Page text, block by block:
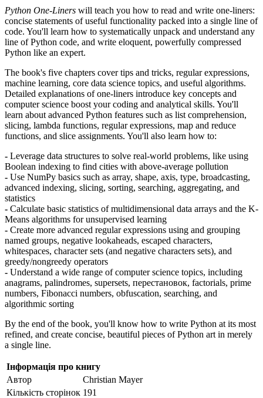
Python One-Liners will teach you how to read and write one-liners:
concise statements of useful functionality packed into a single line of
code. You'll learn how to systematically unpack and understand any
line of Python code, and write eloquent, powerfully compressed
Python like an expert.
The book's five chapters cover tips and tricks, regular expressions,
machine learning, core data science topics, and useful algorithms.
Detailed explanations of one-liners introduce key concepts and
computer science boost your coding and analytical skills. You'll
learn about advanced Python features such as list comprehension,
slicing, lambda functions, regular expressions, map and reduce
functions, and slice assignments. You'll also learn how to:
- Leverage data structures to solve real-world problems, like using
Boolean indexing to find cities with above-average pollution
- Use NumPy basics such as array, shape, axis, type, broadcasting,
advanced indexing, slicing, sorting, searching, aggregating, and
statistics
- Calculate basic statistics of multidimensional data arrays and the K-
Means algorithms for unsupervised learning
- Create more advanced regular expressions using and grouping
named groups, negative lookaheads, escaped characters,
whitespaces, character sets (and negative characters sets), and
greedy/nongreedy operators
- Understand a wide range of computer science topics, including
anagrams, palindromes, supersets, перестановок, factorials, prime
numbers, Fibonacci numbers, obfuscation, searching, and
algorithmic sorting
By the end of the book, you'll know how to write Python at its most
refined, and create concise, beautiful pieces of Python art in merely
a single line.
Інформація про книгу
Автор
Christian Mayer
Кількість сторінок 191